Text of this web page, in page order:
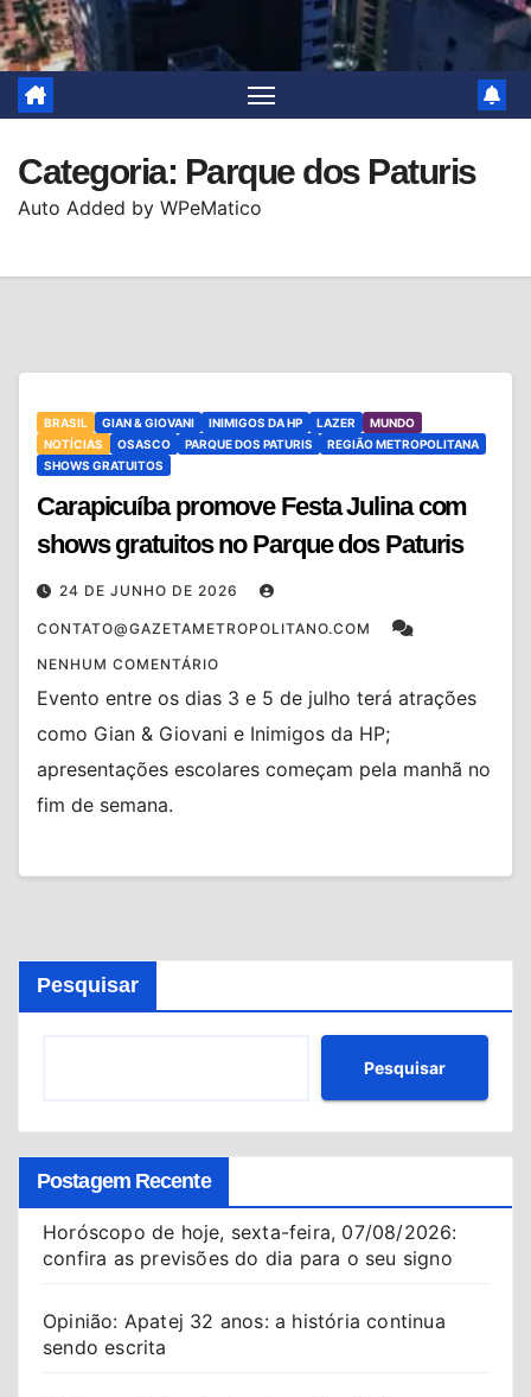
Categoria: Parque dos Paturis
Auto Added by WPeMatico
BRASIL GIAN & GIOVANI INIMIGOS DA HP LAZER
MUNDO
NOTÍCIAS
OSASCO PARQUE DOS PATURIS
REGIÃO METROPOLITANA
SHOWS GRATUITOS
Carapicuíba promove Festa Julina com
shows gratuitos no Parque dos Paturis
24 DE JUNHO DE 2026
CONTATO@GAZETAMETROPOLITANO.COM
NENHUM COMENTÁRIO
Evento entre os dias 3 e 5 de julho terá atrações
como Gian & Giovani e Inimigos da HP;
apresentações escolares começam pela manhã no
fim de semana.
Pesquisar
Pesquisar
Postagem Recente
Horóscopo de hoje, sexta-feira, 07/08/2026:
confira as previsões do dia para o seu signo
Opinião: Apatej 32 anos: a história continua
sendo escrita